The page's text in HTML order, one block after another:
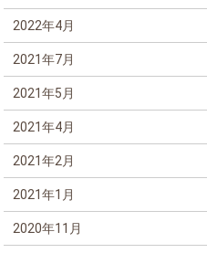
2022年4月
2021年7月
2021年5月
2021年4月
2021年2月
2021年1月
2020年11月